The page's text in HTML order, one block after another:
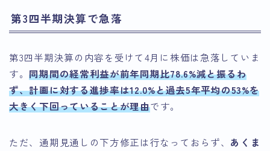
第3四半期決算で急落
第3四半期決算の内容を受けて4月に株価は急落していま
す。同期間の経常利益が前年同期比78.6%減と振るわ
ず、計画に対する進捗率は12.0%と過去5年平均の53%を
大きく下回っていることが理由です。
ただ、通期見通しの下方修正は行なっておらず、 あくま